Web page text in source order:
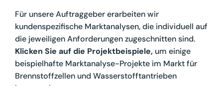
Für unsere Auftraggeber erarbeiten wir
kundenspezifische Marktanalysen, die individuell auf
die jeweiligen Anforderungen zugeschnitten sind.
Klicken Sie auf die Projektbeispiele,um einige
beispielhafte Marktanalyse-Projekte im Markt für
Brennstoffzellen und Wasserstofftantrieben